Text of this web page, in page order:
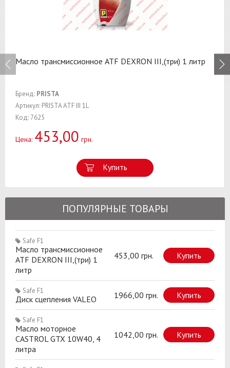
Масло трансмиссионное ATF DEXRON III,(три) 1 литр
Бренд: PRISTA
Артикул: PRISTA ATF III 1L
Код: 7625
Цена: 453,00 грн.
Купить
ПОПУЛЯРНЫЕ ТОВАРЫ
Safe F1
Масло трансмиссионное
ATF DEXRON III,(три) 1
литр
453,00 грн. Купить
Safe F1
Диск сцепления VALEO 1966,00 грн. Купить
Safe F1
Масло моторное
CASTROL GTX 10W40, 4
литра
1042,00 грн. Купить